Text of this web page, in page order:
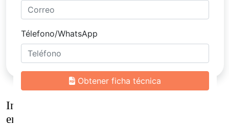
Inmuebles
envigado – loma del escobero parte baja